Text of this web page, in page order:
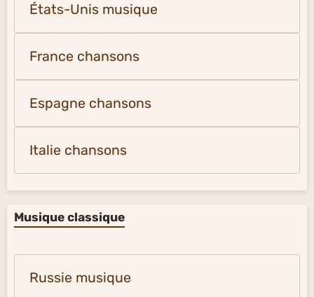
États-Unis musique
France chansons
Espagne chansons
Italie chansons
Musique classique
Russie musique